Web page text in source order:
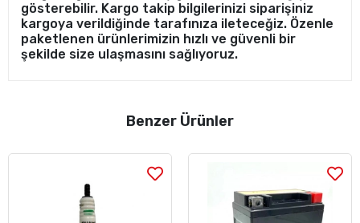
gösterebilir. Kargo takip bilgilerinizi siparişiniz
kargoya verildiğinde tarafınıza ileteceğiz. Özenle
paketlenen ürünlerimizin hızlı ve güvenli bir
şekilde size ulaşmasını sağlıyoruz.
Benzer Ürünler